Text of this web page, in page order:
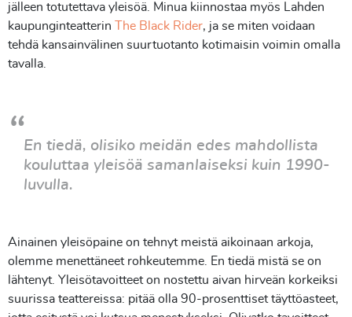
jälleen totutettava yleisöä. Minua kiinnostaa myös Lahden
kaupunginteatterin
The Black Rider, ja se miten voidaan
tehdä kansainvälinen suurtuotanto kotimaisin voimin omalla
tavalla.
En tiedä, olisiko meidän edes mahdollista
kouluttaa yleisöä samanlaiseksi kuin 1990-
luvulla.
Ainainen yleisöpaine on tehnyt meistä aikoinaan arkoja,
olemme menettäneet rohkeutemme. En tiedä mistä se on
lähtenyt. Yleisötavoitteet on nostettu aivan hirveän korkeiksi
suurissa teattereissa: pitää olla 90-prosenttiset täyttöasteet,